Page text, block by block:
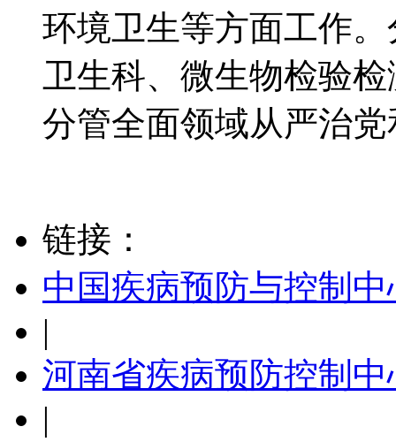
环境卫生等方面工作
卫生科、微生物检验
分管全面领域从严治
链接：
中国疾病预防与控制中
|
河南省疾病预防控制中
|